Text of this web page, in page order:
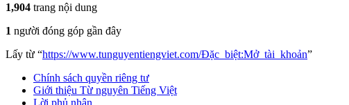
1,904 trang nội dung
1 người đóng góp gần đây
Lấy từ “https://www.tunguyentiengviet.com/Đặc_biệt:Mở_tài_khoản”
Chính sách quyền riêng tư
Giới thiệu Từ nguyên Tiếng Việt
Lời phủ nhận